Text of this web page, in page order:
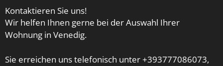
Kontaktieren Sie uns!
Wir helfen Ihnen gerne bei der Auswahl Ihrer
Wohnung in Venedig.
Sie erreichen uns telefonisch unter +393777086073,